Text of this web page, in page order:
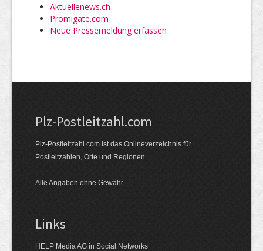
Aktuellenews.ch
Promigate.com
Neue Pressemeldung erfassen
Plz-Postleitzahl.com
Plz-Postleitzahl.com ist das Onlineverzeichnis für
Postleitzahlen, Orte und Regionen.
Alle Angaben ohne Gewähr
Links
HELP Media AG in Social Networks